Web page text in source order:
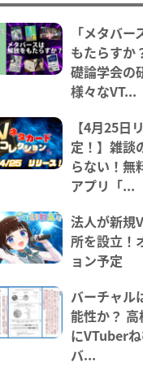
「メタバ
もたらすか
礎論学会の
様々なVT...
【4月25日
定！】雑談
らない！無
アプリ「...
法人が新規
所を設立！
ョン予定
バーチャル
能性か？
にVTuber
バ...